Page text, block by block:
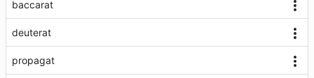
baccarat
deuterat
propagat